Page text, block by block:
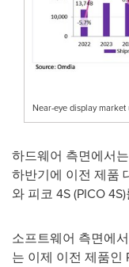
Near-eye display
하드웨어 측면에서는
하반기에 이전 제품
와 피코 4S (PICO 4S)
소프트웨어 측면에서
는 이제 이전 제품인